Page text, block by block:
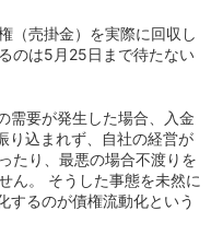
（売掛金）を実際に回収し
のは5月25日まで待たない
需要が発生した場合、入金
り込まれず、自社の経営が
たり、最悪の場合不渡りを
ん。 そうした事態を未然に
するのが債権流動化という